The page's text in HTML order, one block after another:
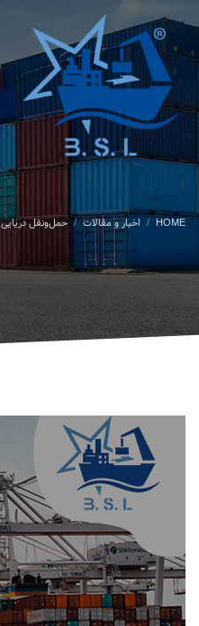
HOME اخبار و مقالات حمل‌ونقل دریایی